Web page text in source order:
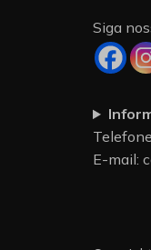
Siga
E-mail: